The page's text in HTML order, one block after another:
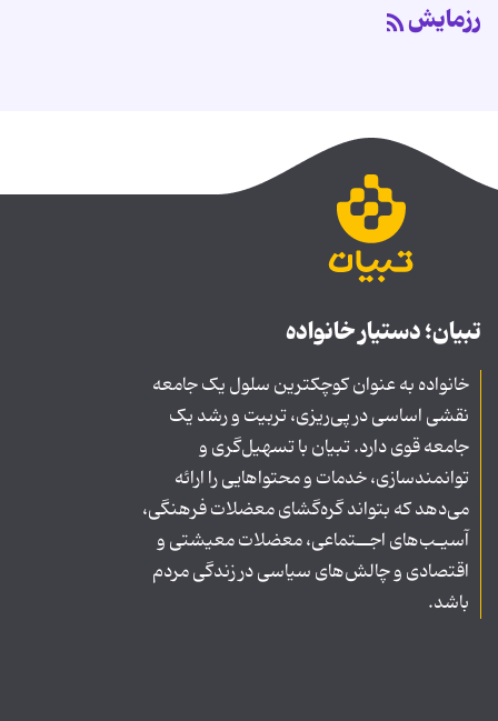
رزمایش
تبیان؛ دستیار خانواده
خانواده به عنوان کوچکترین سلول یک جامعه
نقشی اساسی در پی‌ریزی، تربیت و رشد یک
جامعه قوی دارد. تبیان با تسهیل‌گری و
توانمندسازی، خدمات و محتواهایی را ارائه
می‌دهد که بتواند گره‌گشای معضلات فرهنگی،
آسیـب‌های اجــتماعی، معضلات معیشتی و
اقتصادی و چالش‌های سیاسی در زندگی مردم
باشد.